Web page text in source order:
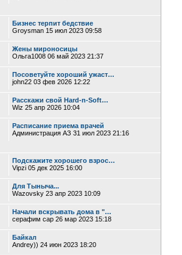
Бизнес терпит бедствие
Groysman 15 июл 2023 09:58
Жены мироносицы
Ольга1008 06 май 2023 21:37
Посоветуйте хороший ужаст…
john22 03 фев 2026 12:22
Расскажи свой Hard-n-Soft…
Wiz 25 апр 2026 10:04
Расписание приема врачей
Администрация АЗ 31 июл 2023 21:16
Подскажите хорошего взрос…
Vipzi 05 дек 2025 16:00
Для Тыныча...
Wazovsky 23 апр 2023 10:09
Начали вскрывать дома в "…
серафим сар 26 мар 2023 15:18
Байкал
Andrey)) 24 июн 2023 18:20